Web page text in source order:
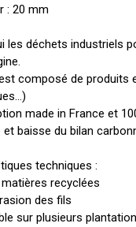
: 20 mm
les déchets industriels
composé de produits
made in France et
et baisse du bilan
techniques :
matières recyclées
des fils
sur plusieurs